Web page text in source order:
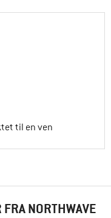
til en ven
NORTHWAVE